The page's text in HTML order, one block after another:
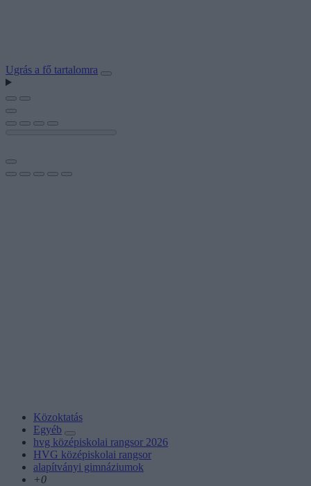
Ugrás a fő tartalomra
Közoktatás
Egyéb
hvg középiskolai rangsor 2026
HVG középiskolai rangsor
alapítványi gimnáziumok
+0